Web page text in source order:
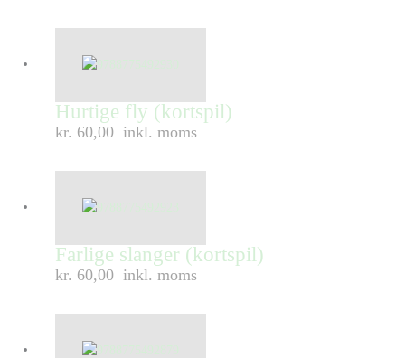
Hurtige fly (kortspil)
kr. 60,00 inkl. moms
Farlige slanger (kortspil)
kr. 60,00 inkl. moms